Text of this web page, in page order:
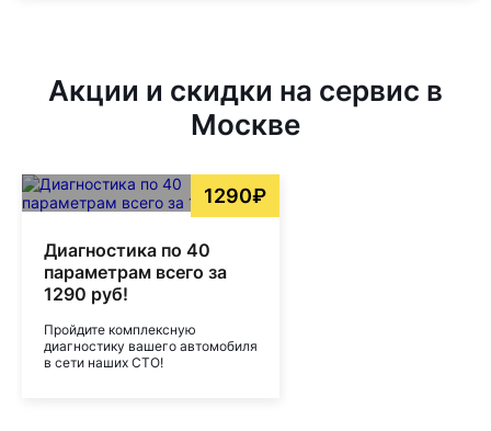
Акции и скидки на сервис в
Москве
1290₽
Диагностика по 40
параметрам всего за
1290 руб!
Пройдите комплексную
диагностику вашего автомобиля
в сети наших СТО!